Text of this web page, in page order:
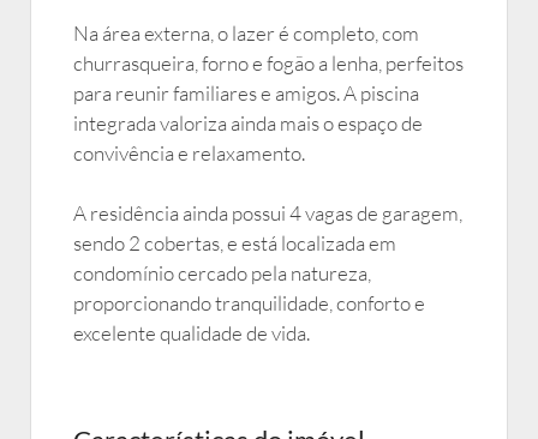
Na área externa, o lazer é completo, com
churrasqueira, forno e fogão a lenha, perfeitos
para reunir familiares e amigos. A piscina
integrada valoriza ainda mais o espaço de
convivência e relaxamento.
A residência ainda possui 4 vagas de garagem,
sendo 2 cobertas, e está localizada em
condomínio cercado pela natureza,
proporcionando tranquilidade, conforto e
excelente qualidade de vida.